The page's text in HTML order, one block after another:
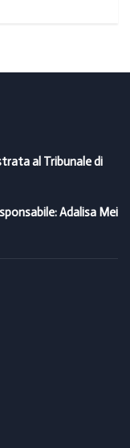
al Tribunale di
Adalisa Mei